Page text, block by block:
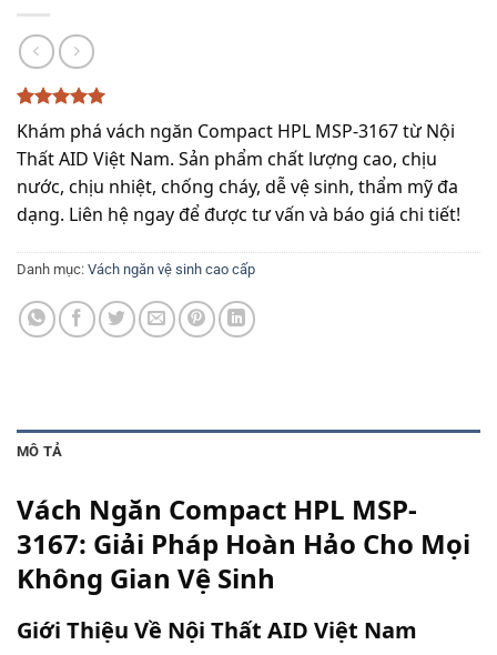
5trên 5
dựa trên
3
đánh giá
Khám phá vách ngăn Compact HPL MSP-3167 từ Nội
Thất AID Việt Nam. Sản phẩm chất lượng cao, chịu
nước, chịu nhiệt, chống cháy, dễ vệ sinh, thẩm mỹ đa
dạng. Liên hệ ngay để được tư vấn và báo giá chi tiết!
Danh mục: Vách ngăn vệ sinh cao cấp
MÔ TẢ
Vách Ngăn Compact HPL MSP-
3167: Giải Pháp Hoàn Hảo Cho Mọi
Không Gian Vệ Sinh
Giới Thiệu Về Nội Thất AID Việt Nam